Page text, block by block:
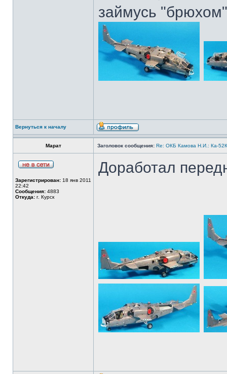
займусь
Вернуться к началу
Марат Заголовок сообщения: Re: ОКБ Камова Н.И.: Ка-
Зарегистрирован: 18 янв 2011
22:42
Сообщения: 4883
Откуда: г. Курск
Доработал